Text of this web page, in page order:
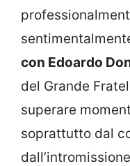
con Edoardo
del Grande
superare
soprattutto dal